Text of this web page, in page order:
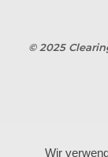
© 2025
Wir